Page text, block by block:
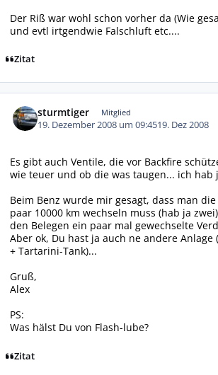
Der Riß war wohl schon vorher da (Wie
und evtl irtgendwie Falschluft etc....
Zitat
sturmtiger Mitglied
19. Dezember 2008 um 09:4519. Dez 2008
Es gibt auch Ventile, die vor Backfire
wie teuer und ob die was taugen... ich hab
Beim Benz wurde mir gesagt, dass man
paar 10000 km wechseln muss (hab ja
den Belegen ein paar mal gewechselte
Aber ok, Du hast ja auch ne andere Anlage
+ Tartarini-Tank)...
Gruß,
Alex
PS:
Was hälst Du von Flash-lube?
Zitat